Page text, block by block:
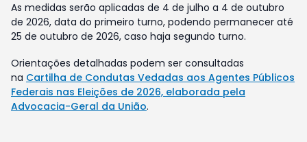
As medidas serão aplicadas de 4 de julho a 4 de outubro
de 2026, data do primeiro turno, podendo permanecer até
25 de outubro de 2026, caso haja segundo turno.
Orientações detalhadas podem ser consultadas
na Cartilha de Condutas Vedadas aos Agentes Públicos
Federais nas Eleições de 2026, elaborada pela
Advocacia-Geral da União.